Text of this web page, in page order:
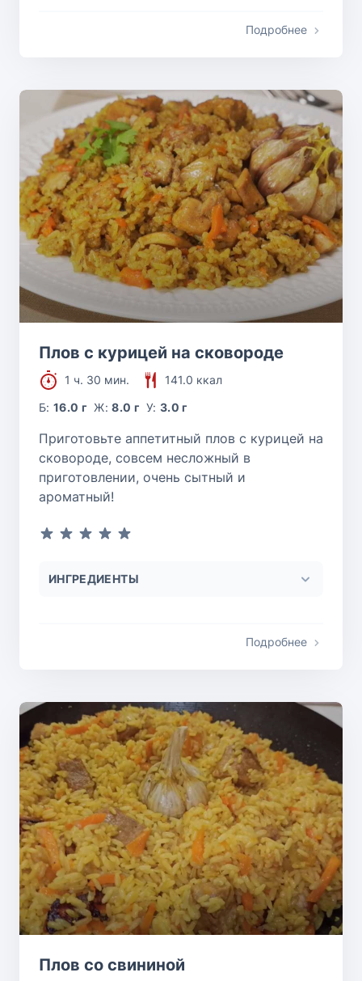
Подробнее
Плов с курицей на сковороде
1 ч. 30 мин.
141.0 ккал
Б:16.0 г Ж:8.0 г У:3.0 г
Приготовьте аппетитный плов с курицей на
сковороде, совсем несложный в
приготовлении, очень сытный и
ароматный!
ИНГРЕДИЕНТЫ
Подробнее
Плов со свининой